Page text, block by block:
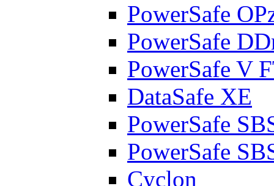
PowerSafe
PowerSafe
PowerSafe V
DataSafe XE
PowerSafe
PowerSafe
Cyclon